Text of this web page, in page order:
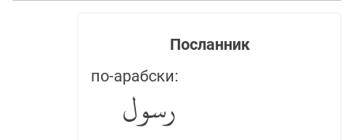
Посланник
по-арабски:
رسول